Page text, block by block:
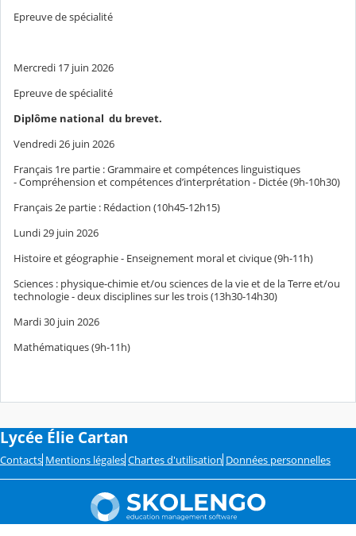
Epreuve de spécialité
Mercredi 17 juin 2026
Epreuve de spécialité
Diplôme national du brevet.
Vendredi 26 juin 2026
Français 1re partie : Grammaire et compétences linguistiques
- Compréhension et compétences d’interprétation - Dictée (9h-10h30)
Français 2e partie : Rédaction (10h45-12h15)
Lundi 29 juin 2026
Histoire et géographie - Enseignement moral et civique (9h-11h)
Sciences : physique-chimie et/ou sciences de la vie et de la Terre et/ou
technologie - deux disciplines sur les trois (13h30-14h30)
Mardi 30 juin 2026
Mathématiques (9h-11h)
Lycée Élie Cartan
Contacts Mentions légales Chartes d'utilisation Données personnelles